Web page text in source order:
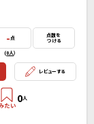
-点
(0人）
点数を
つける
レビューする
0人